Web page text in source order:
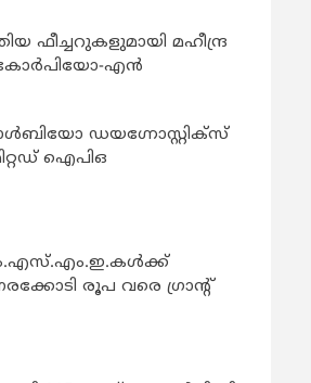
ഫീച്ചറുകളുമായി മഹീന്ദ്ര
എൻ
ഡയഗ്നോസ്റ്റിക്സ്
ഐപിഒ
രൂപ വരെ ഗ്രാന്റ്